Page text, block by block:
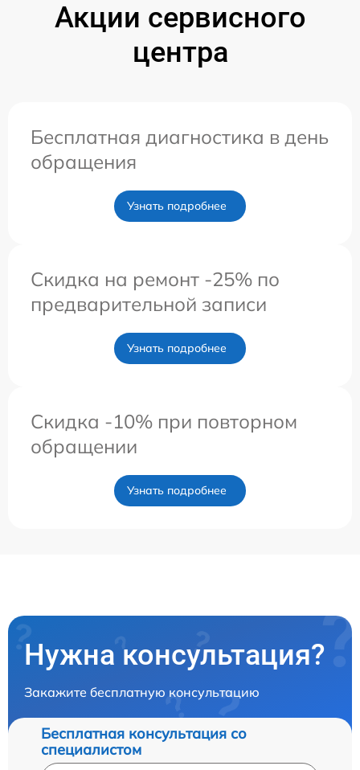
Акции сервисного
центра
Бесплатная диагностика в день
обращения
Узнать подробнее
Скидка на ремонт -25% по
предварительной записи
Узнать подробнее
Скидка -10% при повторном
обращении
Узнать подробнее
Нужна консультация?
Закажите бесплатную консультацию
Бесплатная консультация со
специалистом